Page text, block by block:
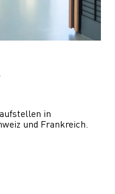
in
und Frankreich.